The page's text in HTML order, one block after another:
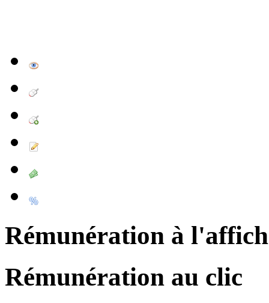
Rémunération à
Rémunération au clic